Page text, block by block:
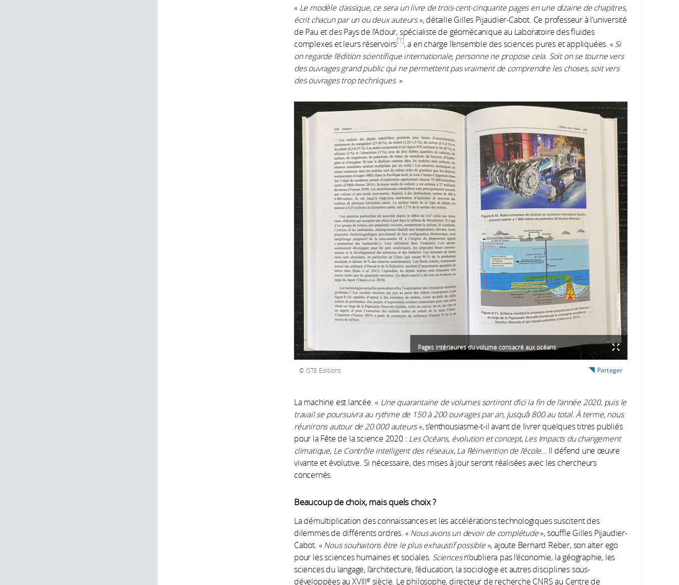
« Le modèle classique, ce sera un livre de trois-cent-cinquante pages en une dizaine de chapitres,
écrit chacun par un ou deux auteurs», détaille Gilles Pijaudier-Cabot. Ce professeur à l’université
de Pau et des Pays de l’Adour, spécialiste de géomécanique au Laboratoire des fluides
complexes et leurs réservoirs 1 , a en charge l’ensemble des sciences pures et appliquées. « Si
on regarde l’édition scientifique internationale, personne ne propose cela. Soit on se tourne vers
des ouvrages grand public qui ne permettent pas vraiment de comprendre les choses, soit vers
des ouvrages trop techniques. »
Pages intérieures du volume consacré aux océans.
ISTE Editions Partager
La machine est lancée. « Une quarantaine de volumes sortiront d’ici la fin de l’année 2020, puis le
travail se poursuivra au rythme de 150 à 200 ouvrages par an, jusqu’à 800 au total. À terme, nous
réunirons autour de 20 000 auteurs», s’enthousiasme-t-il avant de livrer quelques titres publiés
pour la Fête de la science 2020 : Les Océans, évolution et concept, Les Impacts du changement
climatique, Le Contrôle intelligent des réseaux, La Réinvention de l’école… Il défend une œuvre
vivante et évolutive. Si nécessaire, des mises à jour seront réalisées avec les chercheurs
concernés.
Beaucoup de choix, mais quels choix ?
La démultiplication des connaissances et les accélérations technologiques suscitent des
dilemmes de différents ordres. « Nous avons un devoir de complétude», souffle Gilles Pijaudier-
Cabot. « Nous souhaitons être le plus exhaustif possible», ajoute Bernard Reber, son alter ego
pour les sciences humaines et sociales. Sciencesn’oubliera pas l’économie, la géographie, les
sciences du langage, l’architecture, l’éducation, la sociologie et autres disciplines sous-
développées au XVIIIe siècle. Le philosophe, directeur de recherche CNRS au Centre de